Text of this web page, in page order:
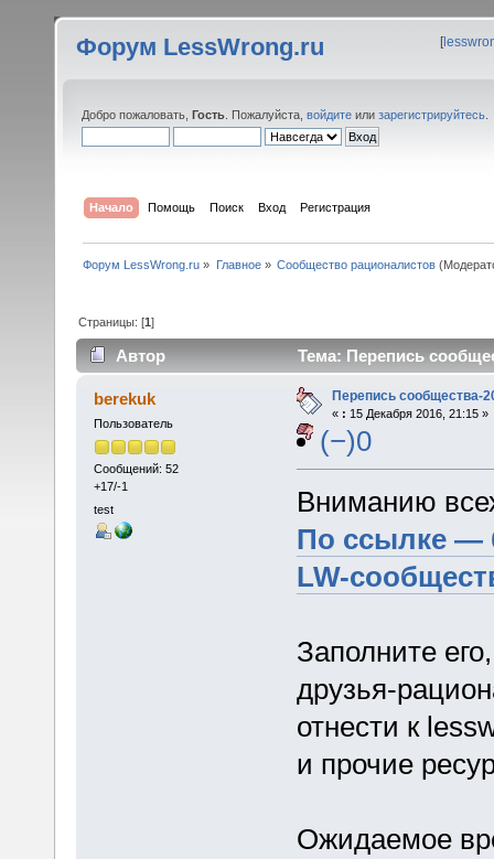
Форум LessWrong.ru [
Добро пожаловать, Гость . Пожалуйста, войдите или зарегистрируйтесь
Начало Помощь Поиск Вход Регистрация
Форум LessWrong.ru » Главное» Сообщество рационалистов
Страницы: [1]
Автор Тема: Перепись
berekuk
Пользователь
Сообщений: 52
+17/-1
test
Перепись сообщества-
« : 15 Декабря 2016, 21:15 »
(−)0
Вниманию
По ссылке —
LW-
Заполните
друзья-
отнести к
и прочие
Ожидаемое